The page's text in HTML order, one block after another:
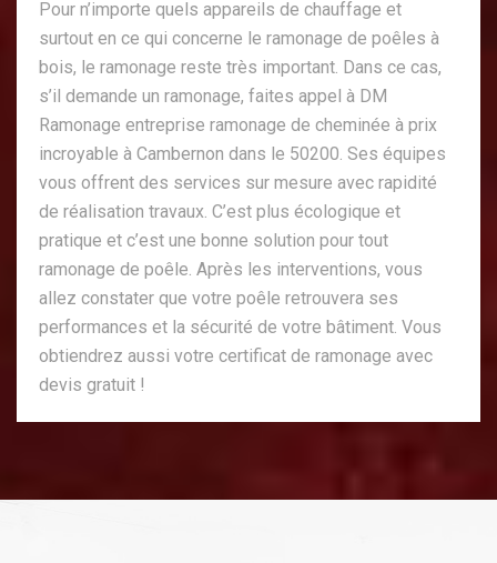
Pour n’importe quels appareils de chauffage et
surtout en ce qui concerne le ramonage de poêles à
bois, le ramonage reste très important. Dans ce cas,
s’il demande un ramonage, faites appel à DM
Ramonage entreprise ramonage de cheminée à prix
incroyable à Cambernon dans le 50200. Ses équipes
vous offrent des services sur mesure avec rapidité
de réalisation travaux. C’est plus écologique et
pratique et c’est une bonne solution pour tout
ramonage de poêle. Après les interventions, vous
allez constater que votre poêle retrouvera ses
performances et la sécurité de votre bâtiment. Vous
obtiendrez aussi votre certificat de ramonage avec
devis gratuit !